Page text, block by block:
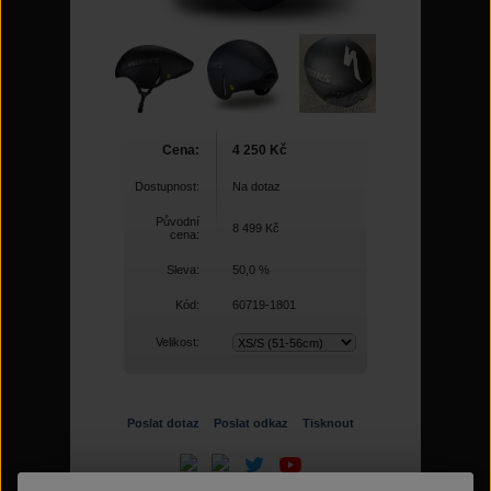
Cena: 4 250 Kč
Dostupnost: Na dotaz
Původní
cena:
8 499 Kč
Sleva: 50,0 %
Kód: 60719-1801
Velikost:
Poslat dotaz Poslat odkaz Tisknout